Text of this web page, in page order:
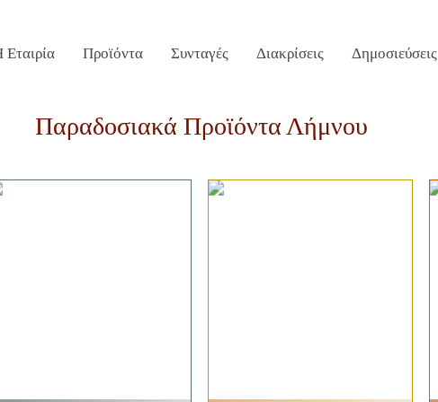
Εταιρία Προϊόντα Συνταγές Διακρίσεις Δημοσιεύσεις
Παραδοσιακά Προϊόντα Λήμνου